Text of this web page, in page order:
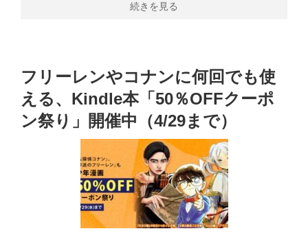
続きを見る
フリーレンやコナンに何回でも使
える、Kindle本「50％OFFクーポ
ン祭り」開催中（4/29まで）